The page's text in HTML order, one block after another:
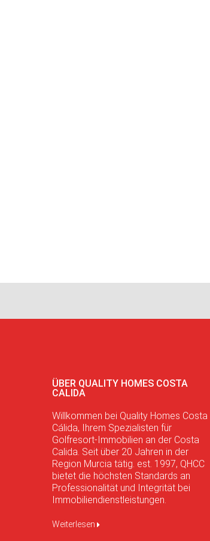
ÜBER QUALITY HOMES COSTA
CALIDA
Willkommen bei Quality Homes Costa
Cálida, Ihrem Spezialisten für
Golfresort-Immobilien an der Costa
Calida. Seit über 20 Jahren in der
Region Murcia tätig. est. 1997, QHCC
bietet die höchsten Standards an
Professionalität und Integrität bei
Immobiliendienstleistungen.
Weiterlesen